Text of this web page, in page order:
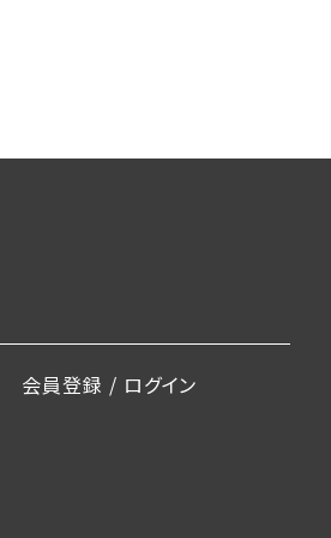
会員登録 / ログイン